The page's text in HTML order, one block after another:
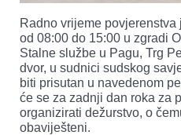
Radno vrijeme
od 08:00 do 15:00 u zgradi
Stalne službe u Pagu, Trg
dvor, u sudnici sudskog
biti prisutan u navedenom
će se za zadnji dan roka za
organizirati dežurstvo, o
obaviješteni.